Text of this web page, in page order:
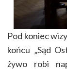
Pod koniec
końcu „Sąd
żywo robi